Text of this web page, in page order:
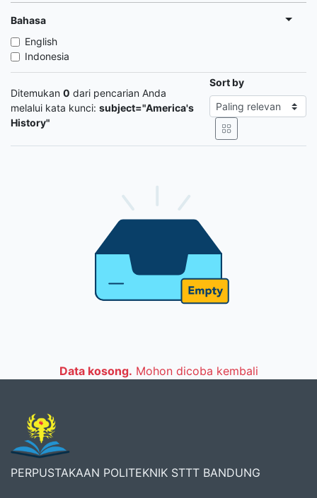
Bahasa
English
Indonesia
Ditemukan 0 dari pencarian Anda
melalui kata kunci: subject="America's
History"
Sort by
Data kosong. Mohon dicoba kembali
PERPUSTAKAAN POLITEKNIK STTT BANDUNG